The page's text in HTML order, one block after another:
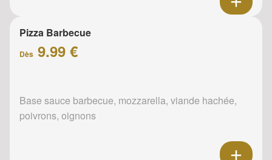
Pizza Barbecue
Dès 9.99 €
Base sauce barbecue, mozzarella, viande hachée,
poivrons, oignons